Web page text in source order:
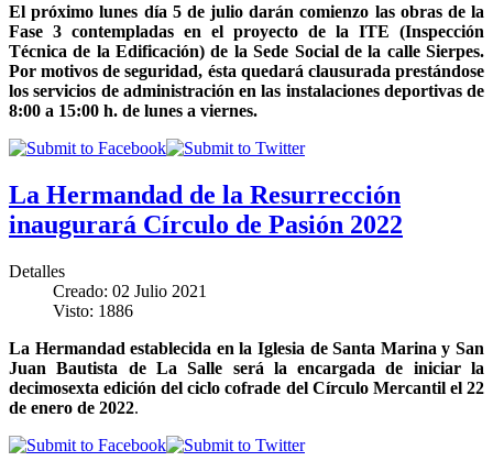
El próximo lunes día 5 de julio darán comienzo las obras de la
Fase 3 contempladas en el proyecto de la ITE (Inspección
Técnica de la Edificación) de la Sede Social de la calle Sierpes.
Por motivos de seguridad, ésta quedará clausurada prestándose
los servicios de administración en las instalaciones deportivas de
8:00 a 15:00 h. de lunes a viernes.
La Hermandad de la Resurrección
inaugurará Círculo de Pasión 2022
Detalles
Creado: 02 Julio 2021
Visto: 1886
La Hermandad establecida en la Iglesia de Santa Marina y San
Juan Bautista de La Salle será la encargada de iniciar la
decimosexta edición del ciclo cofrade del Círculo Mercantil el 22
de enero de 2022.